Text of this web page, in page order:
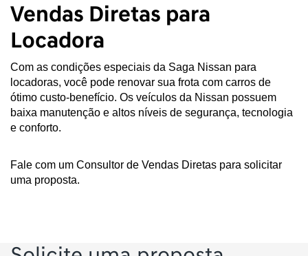
Vendas Diretas para
Locadora
Com as condições especiais da Saga Nissan para
locadoras, você pode renovar sua frota com carros de
ótimo custo-benefício. Os veículos da Nissan possuem
baixa manutenção e altos níveis de segurança, tecnologia
e conforto.
Fale com um Consultor de Vendas Diretas para solicitar
uma proposta.